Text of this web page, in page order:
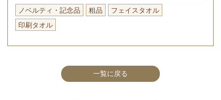
ノベルティ・記念品 粗品
フェイスタオル
印刷タオル
一覧に戻る